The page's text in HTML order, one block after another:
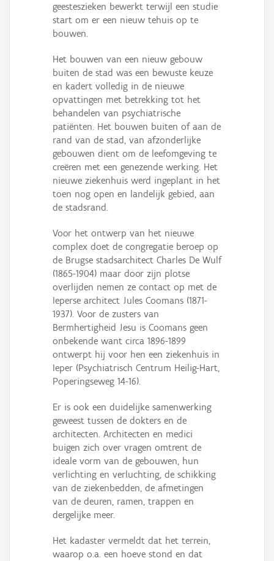
geesteszieken bewerkt terwijl een studie
start om er een nieuw tehuis op te
bouwen.
Het bouwen van een nieuw gebouw
buiten de stad was een bewuste keuze
en kadert volledig in de nieuwe
opvattingen met betrekking tot het
behandelen van psychiatrische
patiënten. Het bouwen buiten of aan de
rand van de stad, van afzonderlijke
gebouwen dient om de leefomgeving te
creëren met een genezende werking. Het
nieuwe ziekenhuis werd ingeplant in het
toen nog open en landelijk gebied, aan
de stadsrand.
Voor het ontwerp van het nieuwe
complex doet de congregatie beroep op
de Brugse stadsarchitect Charles De Wulf
(1865-1904) maar door zijn plotse
overlijden nemen ze contact op met de
Ieperse architect Jules Coomans (1871-
1937). Voor de zusters van
Bermhertigheid Jesu is Coomans geen
onbekende want circa 1896-1899
ontwerpt hij voor hen een ziekenhuis in
Ieper (Psychiatrisch Centrum Heilig-Hart,
Poperingseweg 14-16).
Er is ook een duidelijke samenwerking
geweest tussen de dokters en de
architecten. Architecten en medici
buigen zich over vragen omtrent de
ideale vorm van de gebouwen, hun
verlichting en verluchting, de schikking
van de ziekenbedden, de afmetingen
van de deuren, ramen, trappen en
dergelijke meer.
Het kadaster vermeldt dat het terrein,
waarop o.a. een hoeve stond en dat